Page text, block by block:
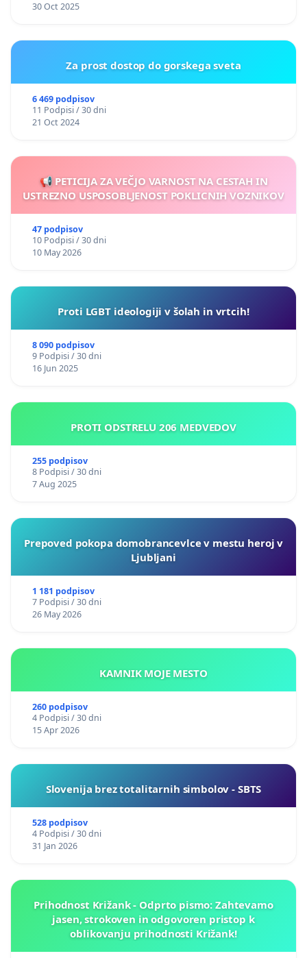
30 Oct 2025
Za prost dostop do gorskega sveta
6 469 podpisov
11 Podpisi / 30 dni
21 Oct 2024
📢 PETICIJA ZA VEČJO VARNOST NA CESTAH IN
USTREZNO USPOSOBLJENOST POKLICNIH VOZNIKOV
47 podpisov
10 Podpisi / 30 dni
10 May 2026
Proti LGBT ideologiji v šolah in vrtcih!
8 090 podpisov
9 Podpisi / 30 dni
16 Jun 2025
PROTI ODSTRELU 206 MEDVEDOV
255 podpisov
8 Podpisi / 30 dni
7 Aug 2025
Prepoved pokopa domobrancevlce v mestu heroj v
Ljubljani
1 181 podpisov
7 Podpisi / 30 dni
26 May 2026
KAMNIK MOJE MESTO
260 podpisov
4 Podpisi / 30 dni
15 Apr 2026
Slovenija brez totalitarnih simbolov - SBTS
528 podpisov
4 Podpisi / 30 dni
31 Jan 2026
Prihodnost Križank - Odprto pismo: Zahtevamo
jasen, strokoven in odgovoren pristop k
oblikovanju prihodnosti Križank!